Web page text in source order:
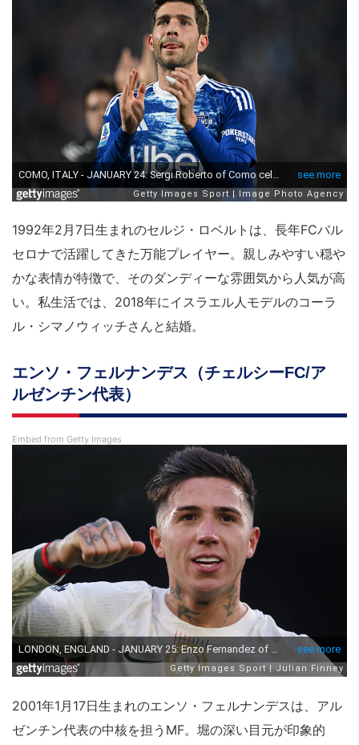
1992年2月7日生まれのセルジ・ロベルトは、長年FCバル
セロナで活躍してきた万能プレイヤー。親しみやすい穏や
かな表情が特徴で、そのダンディーな雰囲気から人気が高
い。私生活では、2018年にイスラエル人モデルのコーラ
ル・シマノウィッチさんと結婚。
エンソ・フェルナンデス（チェルシーFC/ア
ルゼンチン代表）
Embed from Getty Images
2001年1月17日生まれのエンソ・フェルナンデスは、アル
ゼンチン代表の中核を担うMF。堀の深い目元が印象的